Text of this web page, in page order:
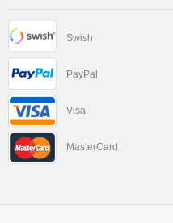
Swish
PayPal
Visa
MasterCard